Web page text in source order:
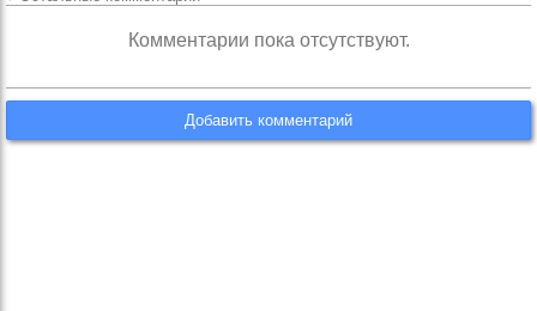
Комментарии пока отсутствуют.
Добавить комментарий